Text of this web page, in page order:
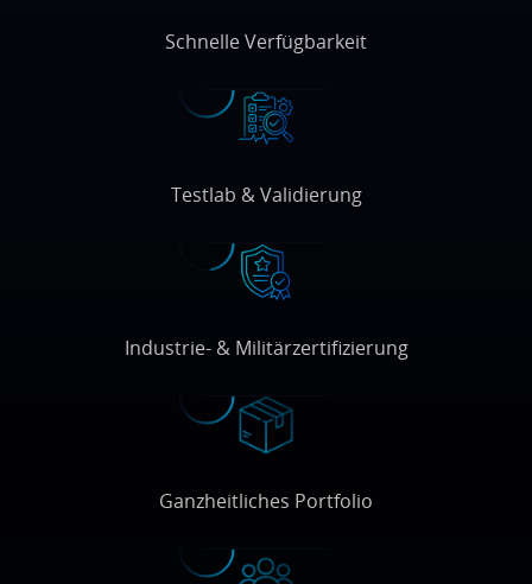
Schnelle Verfügbarkeit
Testlab & Validierung
Industrie- & Militärzertifizierung
Ganzheitliches Portfolio